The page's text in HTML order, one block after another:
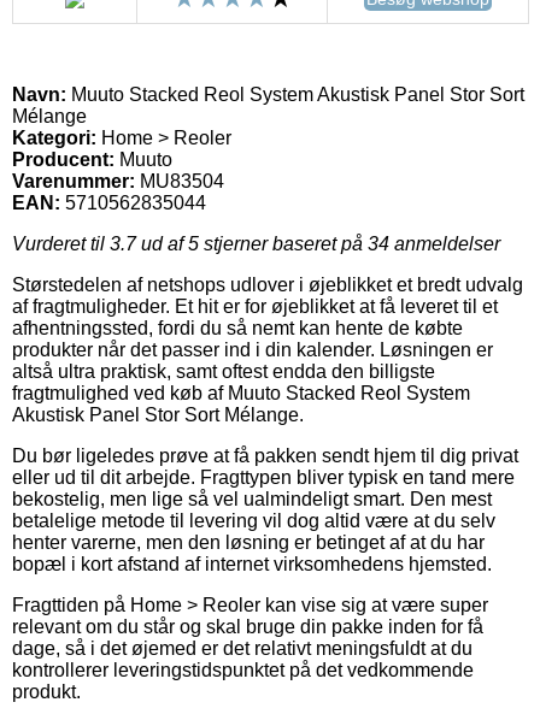
Navn: Muuto Stacked Reol System Akustisk Panel Stor Sort
Mélange
Kategori: Home > Reoler
Producent: Muuto
Varenummer: MU83504
EAN: 5710562835044
Vurderet til 3.7ud af 5 stjerner baseret på 34 anmeldelser
Størstedelen af netshops udlover i øjeblikket et bredt udvalg
af fragtmuligheder. Et hit er for øjeblikket at få leveret til et
afhentningssted, fordi du så nemt kan hente de købte
produkter når det passer ind i din kalender. Løsningen er
altså ultra praktisk, samt oftest endda den billigste
fragtmulighed ved køb af Muuto Stacked Reol System
Akustisk Panel Stor Sort Mélange.
Du bør ligeledes prøve at få pakken sendt hjem til dig privat
eller ud til dit arbejde. Fragttypen bliver typisk en tand mere
bekostelig, men lige så vel ualmindeligt smart. Den mest
betalelige metode til levering vil dog altid være at du selv
henter varerne, men den løsning er betinget af at du har
bopæl i kort afstand af internet virksomhedens hjemsted.
Fragttiden på Home > Reoler kan vise sig at være super
relevant om du står og skal bruge din pakke inden for få
dage, så i det øjemed er det relativt meningsfuldt at du
kontrollerer leveringstidspunktet på det vedkommende
produkt.